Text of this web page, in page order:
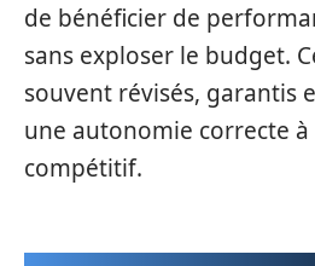
de bénéficier de
sans exploser le budget.
souvent révisés, garantis
une autonomie correcte
compétitif.